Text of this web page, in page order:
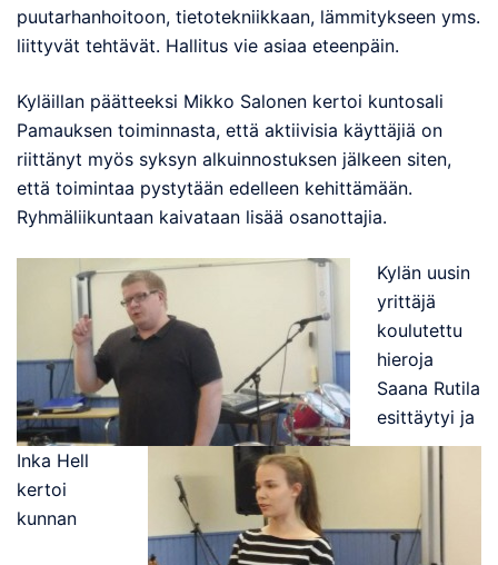
puutarhanhoitoon, tietotekniikkaan, lämmitykseen yms.
liittyvät tehtävät. Hallitus vie asiaa eteenpäin.
Kyläillan päätteeksi Mikko Salonen kertoi kuntosali
Pamauksen toiminnasta, että aktiivisia käyttäjiä on
riittänyt myös syksyn alkuinnostuksen jälkeen siten,
että toimintaa pystytään edelleen kehittämään.
Ryhmäliikuntaan kaivataan lisää osanottajia.
Kylän uusin
yrittäjä
koulutettu
hieroja
Saana Rutila
esittäytyi ja
Inka Hell
kertoi
kunnan